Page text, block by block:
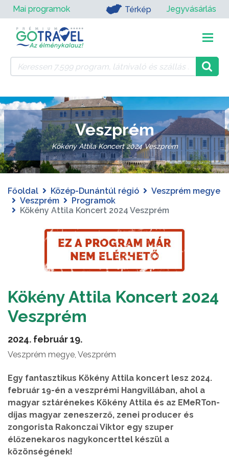
Mai programok Térkép Jegyvásárlás
Veszprém
Kökény Attila Koncert 2024 Veszprém
Főoldal Közép-Dunántúl régió
Veszprém megye
Veszprém
Programok
Kökény Attila Koncert 2024 Veszprém
Kökény Attila Koncert 2024
Veszprém
2024. február 19.
Veszprém megye, Veszprém
Egy fantasztikus Kökény Attila koncert lesz 2024.
február 19-én a veszprémi Hangvillában, ahol a
magyar sztárénekes Kökény Attila és az EMeRTon-
díjas magyar zeneszerző, zenei producer és
zongorista Rakonczai Viktor egy szuper
élőzenekaros nagykoncerttel készül a
közönségének!